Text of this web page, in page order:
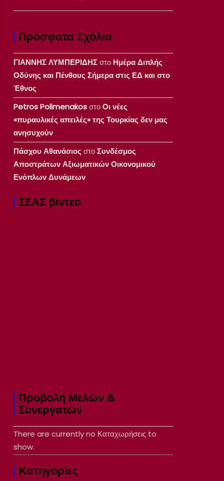
Πρόσφατα Σχόλια
ΓΙΑΝΝΗΣ ΛΥΜΠΕΡΙΔΗΣστο Ημέρα Διπλής
Οδύνης και Πένθους Σήμερα στις ΕΔ και στο
Έθνος
Petros PolimenakosστοΟι νέες
«πυραυλικές απειλές» της Τουρκίας δεν μας
ανησυχούν
Πάσχου Αθανάσιος στοΣυνδέσμος
Αποστράτων Αξιωματικών Οικονομικού
Ενόπλων Δυνάμεων
ΣΣΑΣ βιντεο
Προβολή Μελών &
Συνεργατών
There are currently no Καταχωρήσεις to
show.
Kατηγορίες